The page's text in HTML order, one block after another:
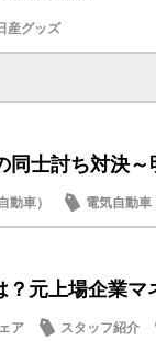
産グッズ
同士討ち対決～
動車）
電気自動車
？元上場企業マ
ア スタッフ紹介